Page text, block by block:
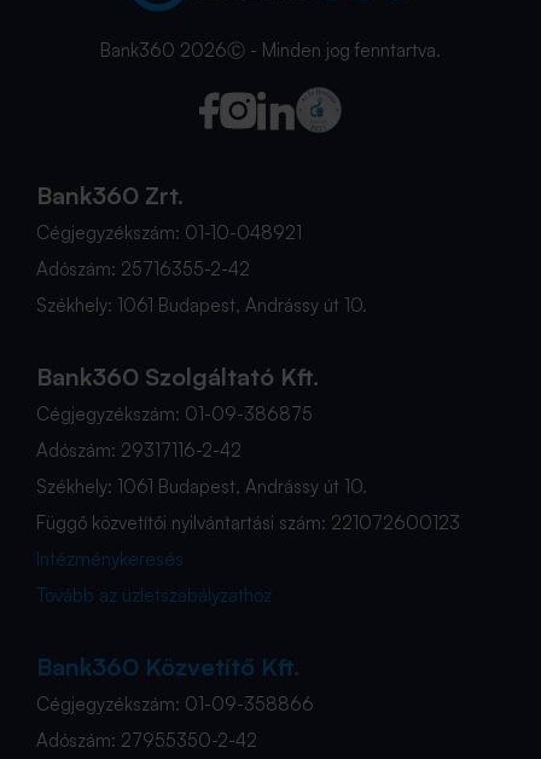
Bank360 2026Ⓒ - Minden jog fenntartva.
Bank360 Zrt.
Cégjegyzékszám: 01-10-048921
Adószám: 25716355-2-42
Székhely: 1061 Budapest, Andrássy út 10.
Bank360 Szolgáltató Kft.
Cégjegyzékszám: 01-09-386875
Adószám: 29317116-2-42
Székhely: 1061 Budapest, Andrássy út 10.
Függő közvetítői nyilvántartási szám: 221072600123
Intézménykeresés
Tovább az üzletszabályzathoz
Bank360 Közvetítő Kft.
Cégjegyzékszám: 01-09-358866
Adószám: 27955350-2-42